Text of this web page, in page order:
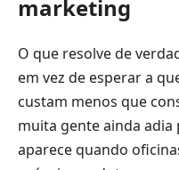
marketing
O que resolve de
em vez de esperar a
custam menos que
muita gente ainda adia
aparece quando